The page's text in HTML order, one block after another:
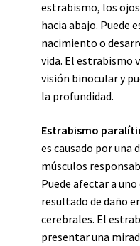
estrabismo, los
hacia abajo. Puede
nacimiento o
vida. El estrabismo
visión binocular y
la profundidad.
Estrabismo
es causado por una
músculos
Puede afectar a
resultado de daño
cerebrales. El
presentar una